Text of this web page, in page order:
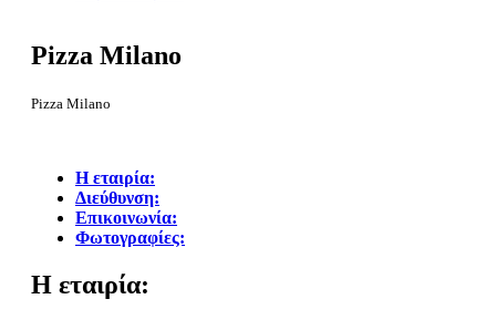
Pizza Milano
Pizza Milano
Η εταιρία:
Διεύθυνση:
Επικοινωνία:
Φωτογραφίες:
Η εταιρία: